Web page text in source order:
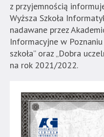
wyposażona
menu
skiplinks
pozwalające
szybko
znajduje
z przyjemnością
Wyższa Szkoła
nadawane przez
Informacyjne w
szkoła” oraz „Dobra
na rok 2021/2022.